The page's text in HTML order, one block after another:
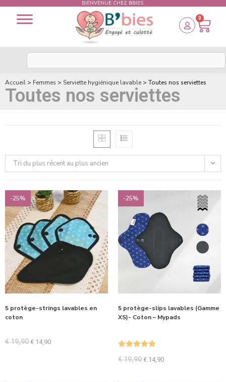
BIENVENUE CHEZ BBIES.
0
Accueil > Femmes > Serviette hygiénique lavable > Toutes nos serviettes
Toutes nos serviettes
Tri du plus récent au plus ancien
-25%
5 protège-strings lavables en
coton
€19,90 € 14,90
-25%
5 protège-slips lavables (Gamme
XS)- Coton – Mypads
€19,90 € 14,90